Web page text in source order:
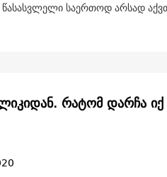
წასასვლელი საერთოდ არსად
რატომ დარჩა იქ